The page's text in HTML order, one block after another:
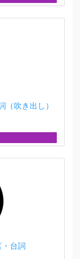
吹き出し）
台詞